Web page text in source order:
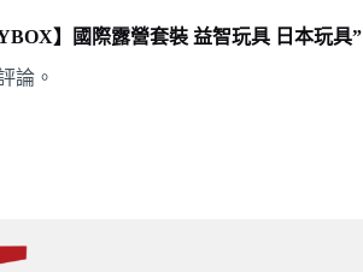
】國際露營套裝 益智玩具 日本玩具”
論。